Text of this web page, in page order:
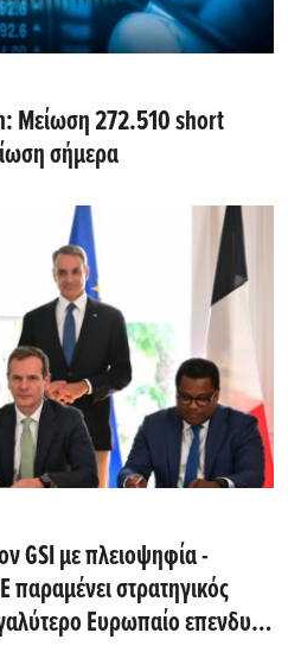
Μείωση 272.510 short
σήμερα
GSI με πλειοψηφία -
στρατηγικός
Ευρωπαίο επενδυτή